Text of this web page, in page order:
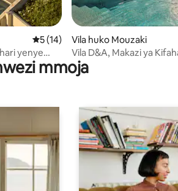
50
Ukadiriaji wa wastani wa 5 kati ya
5 (14)
yenye
Mazoezi
Vila huko Mouzaki
Vila D&A, Makazi ya
mmoja